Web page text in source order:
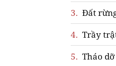
3. Đất
4. Trầy
5. Tháo